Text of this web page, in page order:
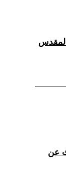
المقدس
عن